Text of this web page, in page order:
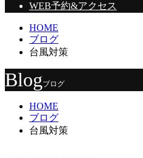
WEB予約&アクセス
HOME
ブログ
台風対策
Blogブログ
HOME
ブログ
台風対策